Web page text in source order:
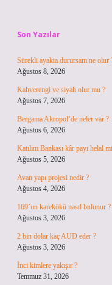
Son Yazılar
Sürekli ayakta durursam ne olur
Ağustos 8, 2026
Kahverengi ve siyah olur mu ?
Ağustos 7, 2026
Bergama Akropol’de neler var ?
Ağustos 6, 2026
Katılım Bankası kâr payı helal
Ağustos 5, 2026
Avan yapı projesi nedir ?
Ağustos 4, 2026
169’un karekökü nasıl bulunur ?
Ağustos 3, 2026
2 bin dolar kaç AUD eder ?
Ağustos 3, 2026
İnci kimlere yakışır ?
Temmuz 31, 2026